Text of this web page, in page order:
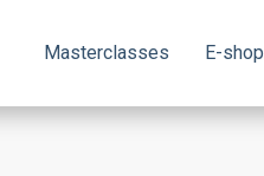
Masterclasses E-shop